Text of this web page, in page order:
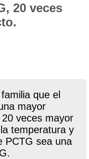
20 veces
que el
mayor
veces mayor
temperatura y
PCTG sea una